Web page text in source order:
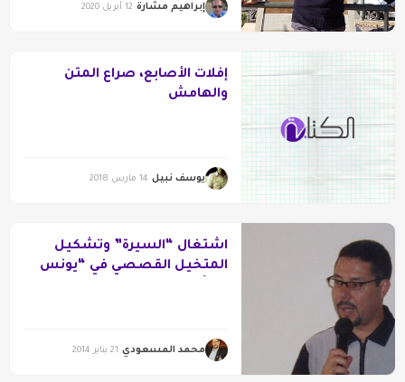
إبراهيم مشارة 12 أبريل 2020
إفلات الأصابع، صراع المتن
والهامش
يوسف نبيل 14 مارس 2018
اشتغال “السيرة” وتشكيل
المتخيل القصصي في “يونس
محمد المسعودي 21 يناير 2014